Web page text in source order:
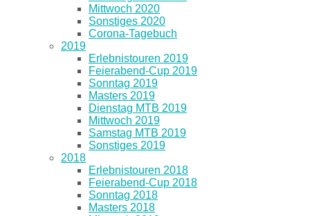
Mittwoch 2020
Sonstiges 2020
Corona-Tagebuch
2019
Erlebnistouren 2019
Feierabend-Cup 2019
Sonntag 2019
Masters 2019
Dienstag MTB 2019
Mittwoch 2019
Samstag MTB 2019
Sonstiges 2019
2018
Erlebnistouren 2018
Feierabend-Cup 2018
Sonntag 2018
Masters 2018